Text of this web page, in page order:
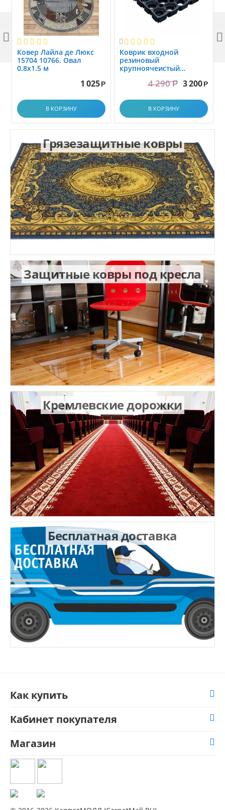
Ковер Лайла де Люкс
15704 10766. Овал
0.8x1.5 м
1 025 Р
В КОРЗИНУ

Коврик вxодной
резиновый
крупноячеистый
1.0x1.5 м4 290 Р 3 200 Р
В КОРЗИНУ
 
Грязезащитные ковры
Защитные ковры под кресла
Кремлевские дорожки
Бесплатная доставка
Как купить
Кабинет покупателя
Магазин